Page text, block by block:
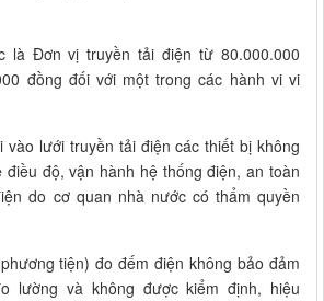
là Đơn vị truyền tải điện từ 80.000.000
đồng đối với một trong các hành vi vi
vào lưới truyền tải điện các thiết bị không
độ, vận hành hệ thống điện, an toàn
do cơ quan nhà nước có thẩm quyền
tiện) đo đếm điện không bảo đảm
lường và không được kiểm định, hiệu